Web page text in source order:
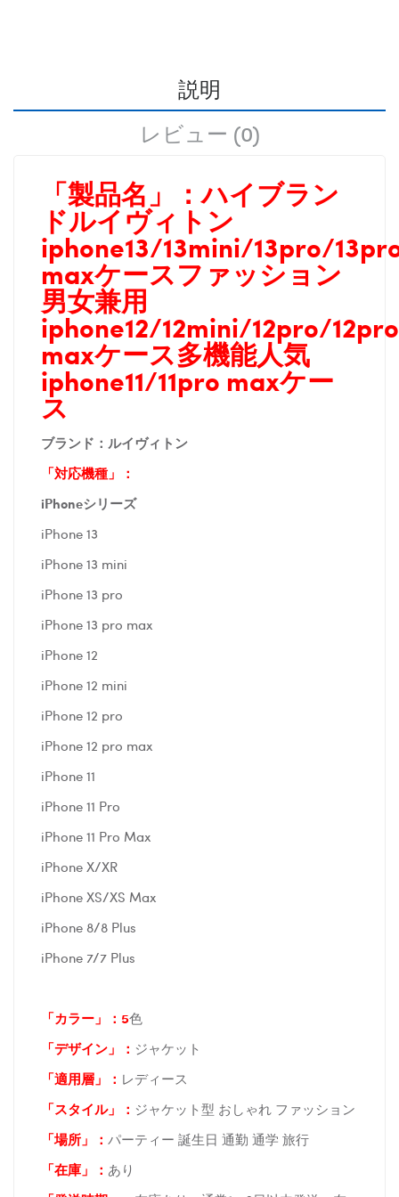
説明
レビュー (0)
「製品名」：ハイブラン
ドルイヴィトン
iphone13/13mini/13pro/
maxケースファッション
男女兼用
iphone12/12mini/12pro/12pro
maxケース多機能人気
iphone11/11promaxケー
ス
ブランド：ルイヴィトン
「対応機種」：
iPhoneシリーズ
iPhone 13
iPhone 13 mini
iPhone 13 pro
iPhone 13 pro max
iPhone 12
iPhone 12 mini
iPhone 12 pro
iPhone 12 pro max
iPhone 11
iPhone 11 Pro
iPhone 11 Pro Max
iPhone X/XR
iPhone XS/XS Max
iPhone 8/8 Plus
iPhone 7/7 Plus
「カラー」：5色
「デザイン」
： ジャケット
「適用層」： レディース
「スタイル」： ジャケット型 おしゃれ ファッション
「場所 」： パーティー 誕生日 通勤 通学 旅行
「在庫 」： あり